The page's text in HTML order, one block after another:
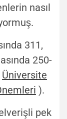
nasıl
311,
250-
Üniversite
).
pek